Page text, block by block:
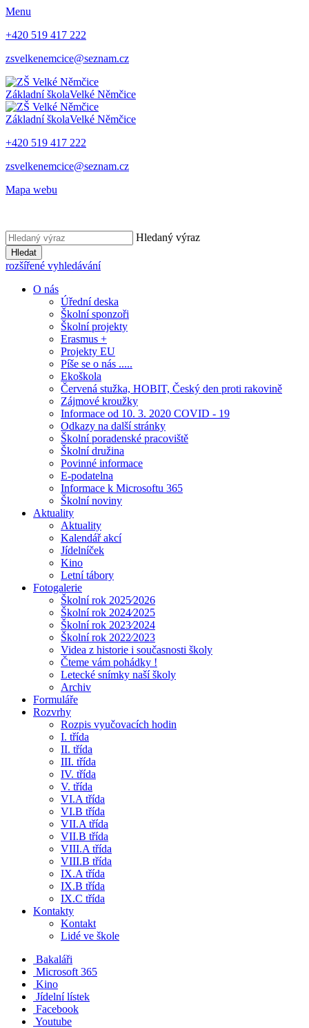
Menu
+420 519 417 222
zsvelkenemcice@seznam.cz
Základní školaVelké Němčice
Základní školaVelké Němčice
+420 519 417 222
zsvelkenemcice@seznam.cz
Mapa webu
Hledaný výraz
Hledat
rozšířené vyhledávání
O nás
Úřední deska
Školní sponzoři
Školní projekty
Erasmus +
Projekty EU
Píše se o nás .....
Ekoškola
Červená stužka, HOBIT, Český den proti rakovině
Zájmové kroužky
Informace od 10. 3. 2020 COVID - 19
Odkazy na další stránky
Školní poradenské pracoviště
Školní družina
Povinné informace
E-podatelna
Informace k Microsoftu 365
Školní noviny
Aktuality
Aktuality
Kalendář akcí
Jídelníček
Kino
Letní tábory
Fotogalerie
Školní rok 2025⁄2026
Školní rok 2024⁄2025
Školní rok 2023⁄2024
Školní rok 2022⁄2023
Videa z historie i současnosti školy
Čteme vám pohádky !
Letecké snímky naší školy
Archiv
Formuláře
Rozvrhy
Rozpis vyučovacích hodin
I. třída
II. třída
III. třída
IV. třída
V. třída
VI.A třída
VI.B třída
VII.A třída
VII.B třída
VIII.A třída
VIII.B třída
IX.A třída
IX.B třída
IX.C třída
Kontakty
Kontakt
Lidé ve škole
Bakaláři
Microsoft 365
Kino
Jídelní lístek
Facebook
Youtube